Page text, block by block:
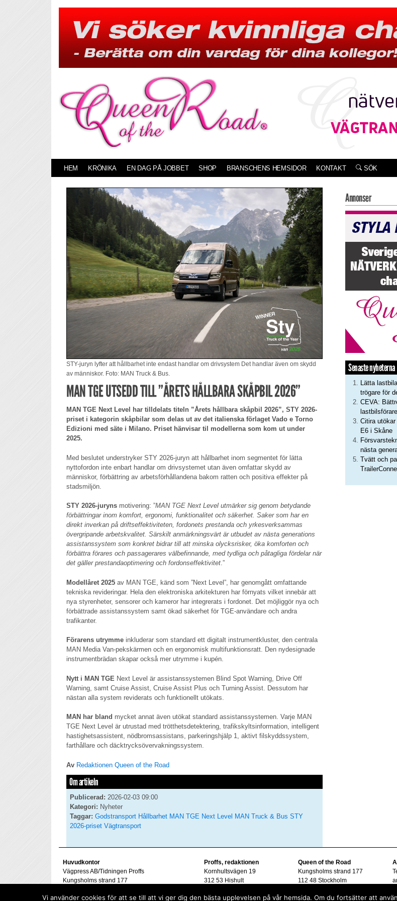
HEM KRÖNIKA EN DAG PÅ JOBBET SHOP BRANSCHENS HEMSIDOR KONTAKT SÖK
STY-juryn lyfter att hållbarhet inte endast handlar om drivsystem Det handlar även om skydd
av människor. Foto: MAN Truck & Bus.
MAN TGE UTSEDD TILL ”ÅRETS HÅLLBARA SKÅPBIL 2026”
MAN TGE Next Level har tilldelats titeln ”Årets hållbara skåpbil 2026”, STY 2026-
priset i kategorin skåpbilar som delas ut av det italienska förlaget Vado e Torno
Edizioni med säte i Milano. Priset hänvisar til modellerna som kom ut under
2025.
Med beslutet understryker STY 2026-juryn att hållbarhet inom segmentet för lätta
nyttofordon inte enbart handlar om drivsystemet utan även omfattar skydd av
människor, förbättring av arbetsförhållandena bakom ratten och positiva effekter på
stadsmiljön.
STY 2026-juryns motivering: ”MAN TGE Next Level utmärker sig genom betydande
förbättringar inom komfort, ergonomi, funktionalitet och säkerhet. Saker som har en
direkt inverkan på driftseffektiviteten, fordonets prestanda och yrkesverksammas
övergripande arbetskvalitet. Särskilt anmärkningsvärt är utbudet av nästa generations
assistanssystem som konkret bidrar till att minska olycksrisker, öka komforten och
förbättra förares och passagerares välbefinnande, med tydliga och påtagliga fördelar när
det gäller prestandaoptimering och fordonseffektivitet.”
Modellåret 2025 av MAN TGE, känd som ”Next Level”, har genomgått omfattande
tekniska revideringar. Hela den elektroniska arkitekturen har förnyats vilket innebär att
nya styrenheter, sensorer och kameror har integrerats i fordonet. Det möjliggör nya och
förbättrade assistanssystem samt ökad säkerhet för TGE-användare och andra
trafikanter.
Förarens utrymme inkluderar som standard ett digitalt instrumentkluster, den centrala
MAN Media Van-pekskärmen och en ergonomisk multifunktionsratt. Den nydesignade
instrumentbrädan skapar också mer utrymme i kupén.
Nytt i MAN TGE Next Level är assistanssystemen Blind Spot Warning, Drive Off
Warning, samt Cruise Assist, Cruise Assist Plus och Turning Assist. Dessutom har
nästan alla system reviderats och funktionellt utökats.
MAN har bland mycket annat även utökat standard assistanssystemen. Varje MAN
TGE Next Level är utrustad med trötthetsdetektering, trafikskyltsinformation, intelligent
hastighetsassistent, nödbromsassistans, parkeringshjälp 1, aktivt filskyddssystem,
farthållare och däcktrycksövervakningssystem.
Av Redaktionen Queen of the Road
Om artikeln
Publicerad: 2026-02-03 09:00
Kategori: Nyheter
Taggar: Godstransport Hållbarhet MAN TGE Next Level MAN Truck & Bus STY
2026-priset Vägtransport
Annonser
Senaste nyheterna
Lätta
trögare för
CEVA:
Citira
E6 i Skåne
nästa
Tvätt och
Huvudkontor
Vägpress AB/Tidningen Proffs
Kungsholms strand 177
Proffs, redaktionen
Kornhultsvägen 19
312 53 Hishult
goran@vagpress.se
Queen of the Road
Kungsholms strand 177
112 48 Stockholm
Vi använder cookies för att se till att vi ger dig den bästa upplevelsen på vår hemsida. Om du fortsätter att